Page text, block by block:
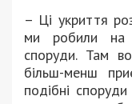
– Ці укриття
ми робили на
споруди. Там
більш-менш
подібні